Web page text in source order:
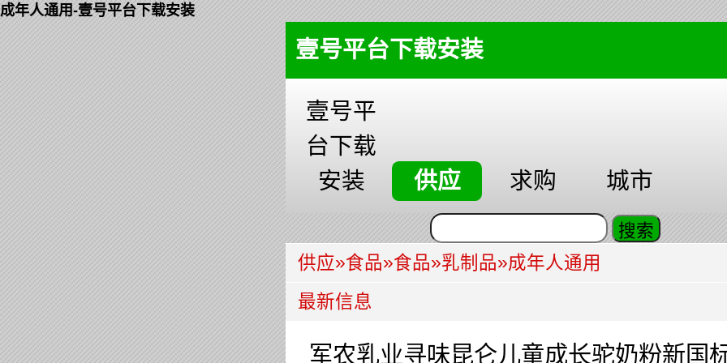
成年人通用-壹号平台下载安装
壹号平台下载安装
壹号平
台下载
安装
供应 求购 城市
供应»食品»食品»乳制品»成年人通用
最新信息
军农乳业寻味昆仑儿童成长驼奶粉新国